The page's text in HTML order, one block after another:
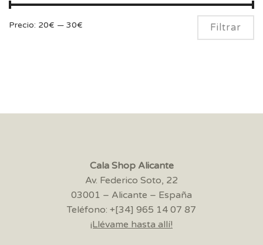
Filtrar
Precio: 20€ — 30€
Cala Shop Alicante
Av. Federico Soto, 22
03001 – Alicante – España
Teléfono: +[34] 965 14 07 87
¡Llévame hasta allí!